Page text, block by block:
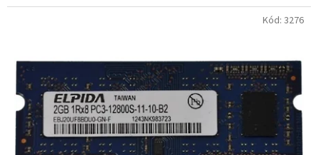
Kód: 3276